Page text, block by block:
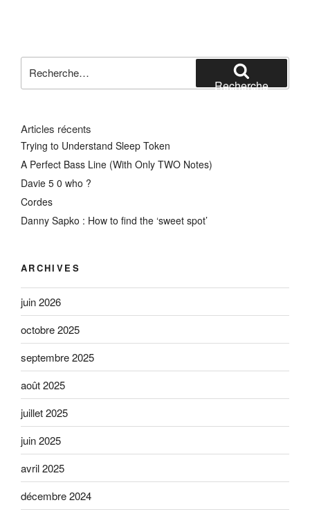
pour
Recherche
Articles récents
Trying to Understand Sleep Token
A Perfect Bass Line (With Only TWO Notes)
Davie 5 0 who ?
Cordes
Danny Sapko : How to find the ‘sweet spot’
ARCHIVES
juin 2026
octobre 2025
septembre 2025
août 2025
juillet 2025
juin 2025
avril 2025
décembre 2024